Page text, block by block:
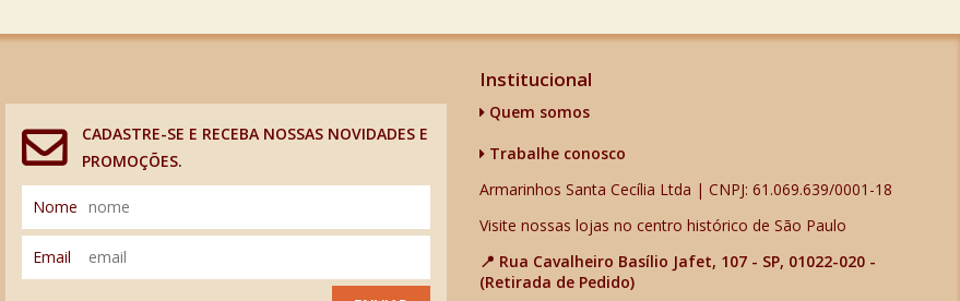
CADASTRE-SE E RECEBA NOSSAS NOVIDADES E
PROMOÇÕES.
Nome
Email
Institucional
Quem somos
Trabalhe conosco
Armarinhos Santa Cecília Ltda | CNPJ: 61.069.639/0001-18
Visite nossas lojas no centro histórico de São Paulo
📍 Rua Cavalheiro Basílio Jafet, 107 - SP, 01022-020 -
(Retirada de Pedido)